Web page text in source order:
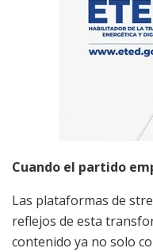
Cuando el partido
Las plataformas de
reflejos de esta
contenido ya no solo